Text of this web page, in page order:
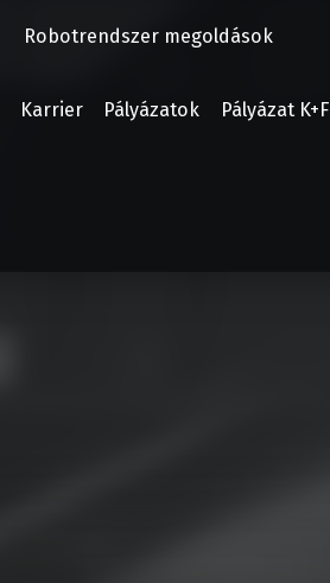
Robotrendszer megoldások
Karrier Pályázatok Pályázat K+F